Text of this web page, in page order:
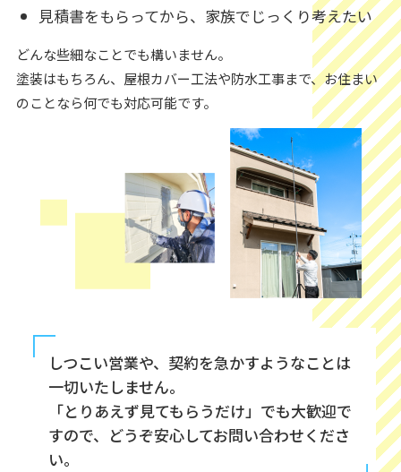
見積書をもらってから、家族でじっくり考えたい
どんな些細なことでも構いません。
塗装はもちろん、屋根カバー工法や防水工事まで、お住まい
のことなら何でも対応可能です。
しつこい営業や、契約を急かすようなことは
一切いたしません。
「とりあえず見てもらうだけ」でも大歓迎で
すので、どうぞ安心してお問い合わせくださ
い。